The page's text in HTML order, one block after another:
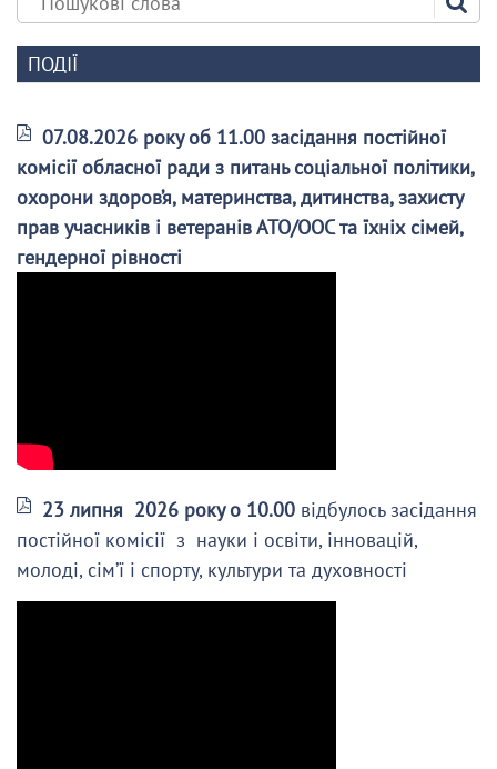
ПОДІЇ
07.08.2026 року об 11.00 засідання постійної
комісії обласної ради з питань соціальної політики,
охорони здоров’я, материнства, дитинства, захисту
прав учасників і ветеранів АТО/ООС та їхніх сімей,
гендерної рівності
23 липня 2026 року о 10.00 відбулось засідання
постійної комісії з науки і освіти, інновацій,
молоді, сім’ї і спорту, культури та духовності